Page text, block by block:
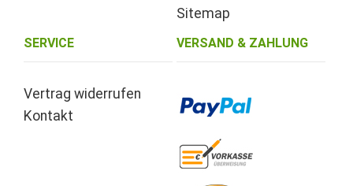
Sitemap
SERVICE
Vertrag widerrufen
Kontakt
VERSAND & ZAHLUNG